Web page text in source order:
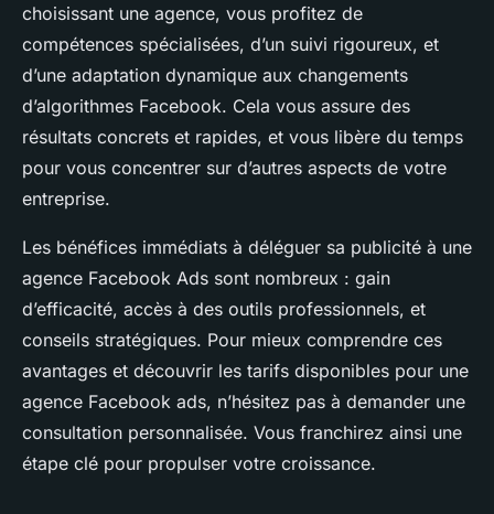
choisissant une agence, vous profitez de
compétences spécialisées, d’un suivi rigoureux, et
d’une adaptation dynamique aux changements
d’algorithmes Facebook. Cela vous assure des
résultats concrets et rapides, et vous libère du temps
pour vous concentrer sur d’autres aspects de votre
entreprise.
Les bénéfices immédiats à déléguer sa publicité à une
agence Facebook Ads sont nombreux : gain
d’efficacité, accès à des outils professionnels, et
conseils stratégiques. Pour mieux comprendre ces
avantages et découvrir les tarifs disponibles pour une
agence Facebook ads, n’hésitez pas à demander une
consultation personnalisée. Vous franchirez ainsi une
étape clé pour propulser votre croissance.